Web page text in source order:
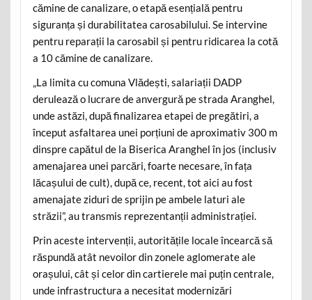
cămine de canalizare, o etapă esențială pentru
siguranța și durabilitatea carosabilului. Se intervine
pentru reparații la carosabil și pentru ridicarea la cotă
a 10 cămine de canalizare.
„La limita cu comuna Vlădești, salariații DADP
derulează o lucrare de anvergură pe strada Aranghel,
unde astăzi, după finalizarea etapei de pregătiri, a
început asfaltarea unei porțiuni de aproximativ 300 m
dinspre capătul de la Biserica Aranghel în jos (inclusiv
amenajarea unei parcări, foarte necesare, în fața
lăcașului de cult), după ce, recent, tot aici au fost
amenajate ziduri de sprijin pe ambele laturi ale
străzii”, au transmis reprezentanții administrației.
Prin aceste intervenții, autoritățile locale încearcă să
răspundă atât nevoilor din zonele aglomerate ale
orașului, cât și celor din cartierele mai puțin centrale,
unde infrastructura a necesitat modernizări